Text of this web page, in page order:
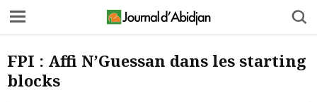
FPI : Affi N’Guessan dans les starting
blocks